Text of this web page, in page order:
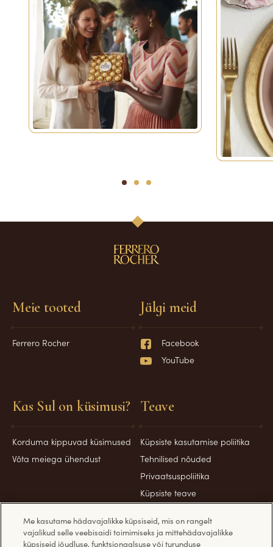
1 2 3
Meie tooted
Ferrero Rocher
Kas Sul on küsimusi?
Korduma kippuvad küsimused
Võta meiega ühendust
Teave
Küpsiste kasutamise poliitika
Tehnilised nõuded
Privaatsuspoliitika
Küpsiste teave
Jälgi meid
Facebook
YouTube
Me kasutame hädavajalikke küpsiseid, mis on rangelt
vajalikud selle veebisaidi toimimiseks ja mittehädavajalikke
küpsiseid jõudluse, funktsionaalsuse või turunduse